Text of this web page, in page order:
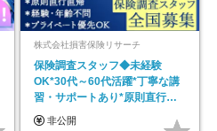
株式会社損害保険リサーチ
保険調査スタッフ◆未経験
OK*30代～60代活躍*丁寧な講
習・サポートあり*原則直行直
帰／全国募集・業務委託
非公開